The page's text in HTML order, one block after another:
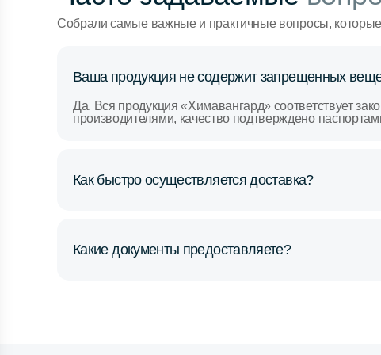
Собрали самые важные и практичные вопросы,
Ваша продукция не содержит запрещенных
Да. Вся продукция «Химавангард» соответствует
производителями, качество подтверждено
Как быстро осуществляется доставка?
Какие документы предоставляете?